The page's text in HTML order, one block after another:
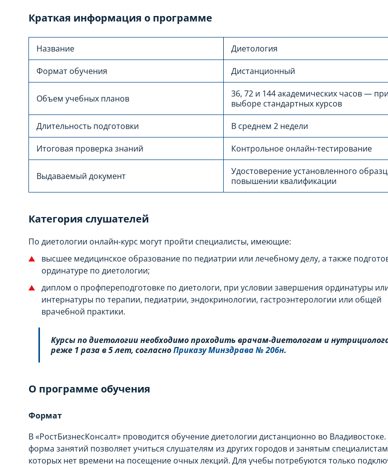
Краткая информация о программе
Название Диетология
Формат обучения Дистанционный
Объем учебных планов
36, 72 и 144 академических часов — при
выборе стандартных курсов
Длительность подготовки В среднем 2 недели
Итоговая проверка знаний Контрольное онлайн-тестирование
Выдаваемый документ
Удостоверение установленного
повышении квалификации
Категория слушателей
По диетологии онлайн-курс могут пройти специалисты, имеющие:
высшее медицинское образование по педиатрии или лечебному делу, а также
ординатуре по диетологии;
диплом о профпереподготовке по диетологи, при условии завершения ординатуры
интернатуры по терапии, педиатрии, эндокринологии, гастроэнтерологии или общей
врачебной практики.
Курсы по диетологии необходимо проходить врачам-диетологам и
реже 1 раза в 5 лет, согласноПриказу Минздрава № 206н.
О программе обучения
Формат
В «РостБизнесКонсалт» проводится обучение диетологии дистанционно во Владивостоке.
форма занятий позволяет учиться слушателям из других городов и занятым
которых нет времени на посещение очных лекций. Для учебы потребуются только